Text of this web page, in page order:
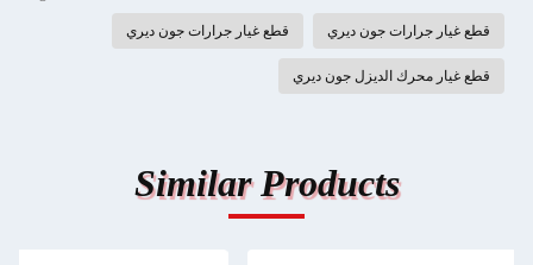
قطع غيار جرارات جون ديري قطع غيار جرارات جون ديري
قطع غيار محرك الديزل جون ديري
Similar Products